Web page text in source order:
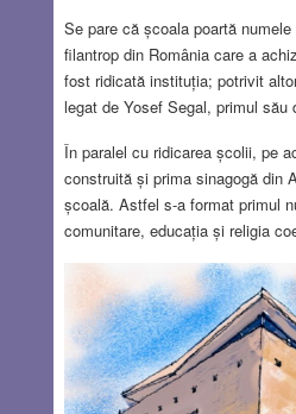
Se pare că școala poartă
filantrop din România care a
fost ridicată instituția; potrivit
legat de Yosef Segal, primul său
În paralel cu ridicarea școlii, pe
construită și prima sinagogă din
școală. Astfel s-a format primul
comunitare, educația și religia